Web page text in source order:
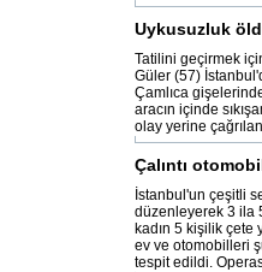
Uykusuzluk
Tatilini geçirmek
Güler (57)
Çamlıca
aracın içinde
olay yerine
Çalıntı
İstanbul'un çeşitli
düzenleyerek 3 ila
kadın 5 kişilik çete
ev ve otomobilleri
tespit edildi.